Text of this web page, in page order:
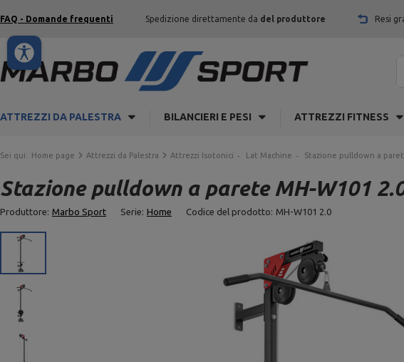
FAQ - Domande frequenti Spedizione direttamente da del produttore Resi
ATTREZZI DA PALESTRA BILANCIERI E PESI ATTREZZI FITNESS
Sei qui: Home page Attrezzi da Palestra Attrezzi Isotonici Lat Machine Stazione pulldown a
Stazione pulldown a parete MH-W101
Produttore: Marbo Sport Serie: Home Codice del prodotto: MH-W101 2.0